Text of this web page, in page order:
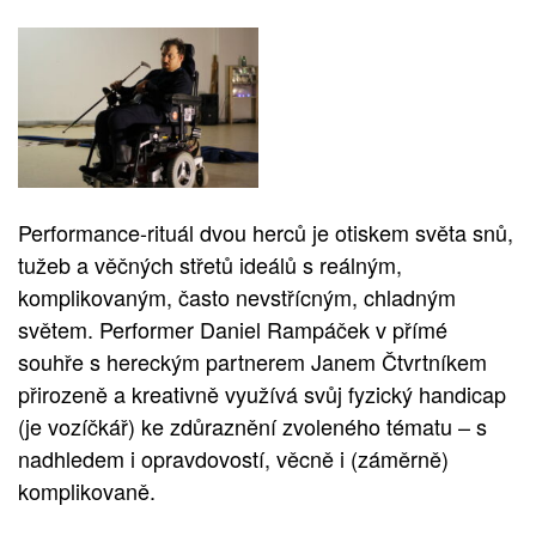
Performance-rituál dvou herců je otiskem světa snů,
tužeb a věčných střetů ideálů s reálným,
komplikovaným, často nevstřícným, chladným
světem. Performer Daniel Rampáček v přímé
souhře s hereckým partnerem Janem Čtvrtníkem
přirozeně a kreativně využívá svůj fyzický handicap
(je vozíčkář) ke zdůraznění zvoleného tématu – s
nadhledem i opravdovostí, věcně i (záměrně)
komplikovaně.